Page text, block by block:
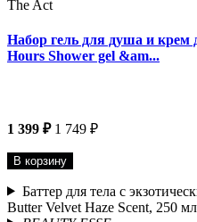
The Act
Набор гель для душа и крем
Hours Shower gel &am...
1 399 ₽ 1 749 ₽
В корзину
Баттер для тела с
Butter Velvet Haze Scent, 250